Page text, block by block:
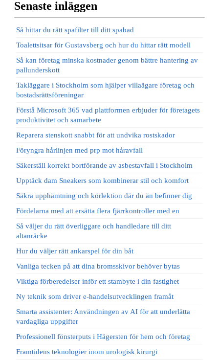
Senaste inläggen
Så hittar du rätt spafilter till ditt spabad
Toalettsitsar för Gustavsberg och hur du hittar rätt modell
Så kan företag minska kostnader genom bättre hantering av
pallunderskott
Takläggare i Stockholm som hjälper villaägare företag och
bostadsrättsföreningar
Förstå Microsoft 365 vad plattformen erbjuder för företagets
produktivitet och samarbete
Reparera stenskott snabbt för att undvika rostskador
Föryngra hårlinjen med prp mot håravfall
Säkerställ korrekt bortförande av asbestavfall i Stockholm
Upptäck dam Sneakers som kombinerar stil och komfort
Säkra upphämtning och körlektion där du än befinner dig
Fördelarna med att ersätta flera fjärrkontroller med en
Så väljer du rätt överliggare och handledare till ditt
altanräcke
Hur du väljer rätt ankarspel för din båt
Vanliga tecken på att dina bromsskivor behöver bytas
Viktiga förberedelser inför ett stambyte i din fastighet
Ny teknik som driver e-handelsutvecklingen framåt
Smarta assistenter: Användningen av AI för att underlätta
vardagliga uppgifter
Professionell fönsterputs i Hägersten för hem och företag
Framtidens teknologier inom urologisk kirurgi